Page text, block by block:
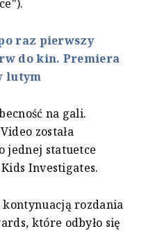
raz pierwszy
do kin. Premiera
lutym
na gali.
została
jednej statuetce
Investigates.
rozdania
które odbyło się